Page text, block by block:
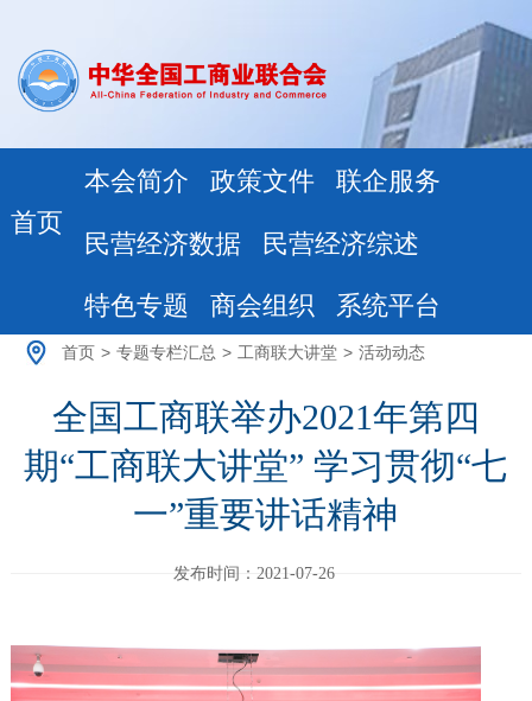
首页
本会简介 政策文件 联企服务
民营经济数据 民营经济综述
特色专题 商会组织 系统平台
首页 > 专题专栏汇总 > 工商联大讲堂 > 活动动态
全国工商联举办2021年第四
期“工商联大讲堂” 学习贯彻“七
一”重要讲话精神
发布时间：2021-07-26